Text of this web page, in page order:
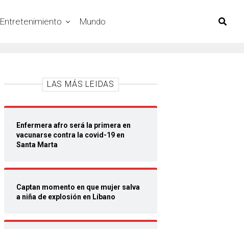
Entretenimiento Mundo
LAS MÁS LEIDAS
Enfermera afro será la primera en
vacunarse contra la covid-19 en
Santa Marta
Captan momento en que mujer salva
a niña de explosión en Líbano